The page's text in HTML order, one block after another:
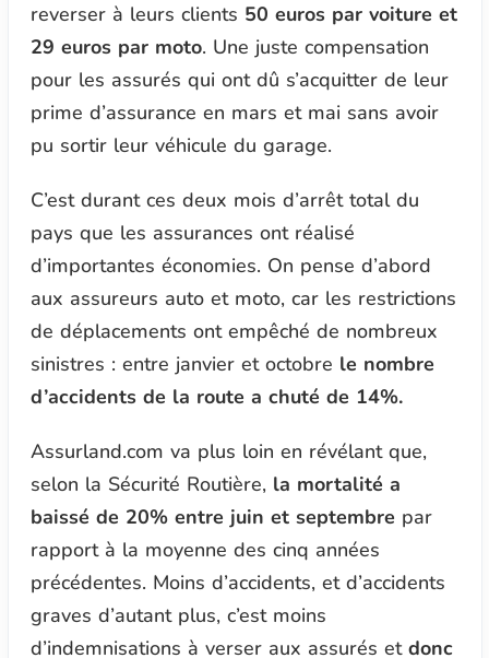
reverser à leurs clients 50 euros par voiture et
29 euros par moto. Une juste compensation
pour les assurés qui ont dû s’acquitter de leur
prime d’assurance en mars et mai sans avoir
pu sortir leur véhicule du garage.
C’est durant ces deux mois d’arrêt total du
pays que les assurances ont réalisé
d’importantes économies. On pense d’abord
aux assureurs auto et moto, car les restrictions
de déplacements ont empêché de nombreux
sinistres : entre janvier et octobre le nombre
d’accidents de la route a chuté de 14%.
Assurland.com va plus loin en révélant que,
selon la Sécurité Routière, la mortalité a
baissé de 20% entre juin et septembre par
rapport à la moyenne des cinq années
précédentes. Moins d’accidents, et d’accidents
graves d’autant plus, c’est moins
d’indemnisations à verser aux assurés et donc